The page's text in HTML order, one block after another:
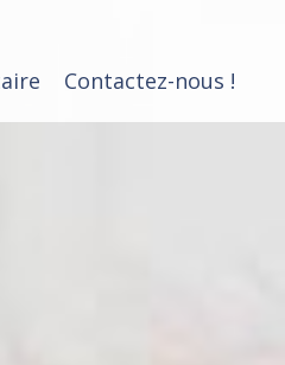
Contactez-nous !